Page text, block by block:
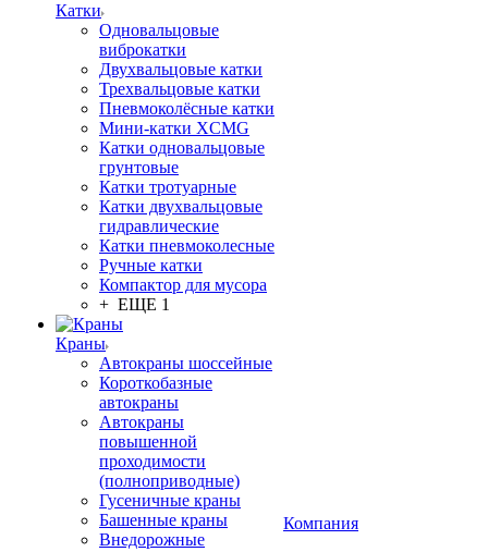
Катки
Одновальцовые
виброкатки
Двухвальцовые катки
Трехвальцовые катки
Пневмоколёсные катки
Мини-катки XCMG
Катки одновальцовые
грунтовые
Катки тротуарные
Катки двухвальцовые
гидравлические
Катки пневмоколесные
Ручные катки
Компактор для мусора
+ ЕЩЕ 1
Краны
Автокраны шоссейные
Короткобазные
автокраны
Автокраны
повышенной
проходимости
(полноприводные)
Гусеничные краны
Башенные краны
Внедорожные
Компания